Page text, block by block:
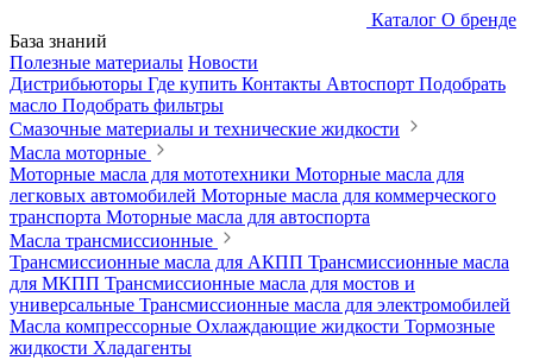
Каталог О бренде
База знаний
Полезные материалы Новости
Дистрибьюторы Где купить Контакты Автоспорт Подобрать
масло Подобрать фильтры
Смазочные материалы и технические жидкости
Масла моторные
Моторные масла для мототехники Моторные масла для
легковых автомобилей Моторные масла для коммерческого
транспорта Моторные масла для автоспорта
Масла трансмиссионные
Трансмиссионные масла для АКПП Трансмиссионные масла
для МКПП Трансмиссионные масла для мостов и
универсальные Трансмиссионные масла для электромобилей
Масла компрессорные Охлаждающие жидкости Тормозные
жидкости Хладагенты